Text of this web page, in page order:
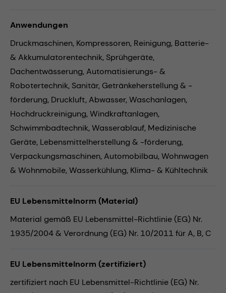
Anwendungen
Druckmaschinen, Kompressoren, Reinigung, Batterie-
& Akkumulatorentechnik, Sprühgeräte,
Dachentwässerung,Automatisierungs- &
Robotertechnik, Sanitär, Getränkeherstellung & -
förderung, Druckluft,Abwasser,Waschanlagen,
Hochdruckreinigung,Windkraftanlagen,
Schwimmbadtechnik,Wasserablauf, Medizinische
Geräte, Lebensmittelherstellung & -förderung,
Verpackungsmaschinen,Automobilbau,Wohnwagen
& Wohnmobile,Wasserkühlung, Klima- & Kühltechnik
EU Lebensmittelnorm (Material)
Material gemäß EU Lebensmittel-Richtlinie (EG) Nr.
1935/2004 & Verordnung (EG) Nr. 10/2011 für A, B, C
EU Lebensmittelnorm (zertifiziert)
zertifiziert nach EU Lebensmittel-Richtlinie (EG) Nr.